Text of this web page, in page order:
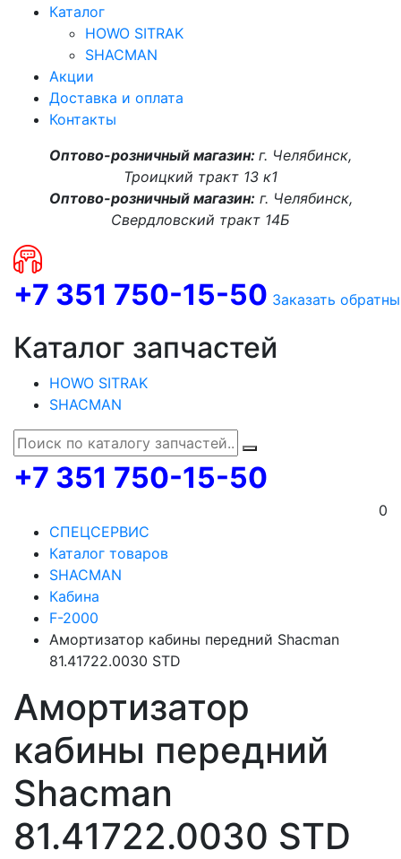
Каталог
HOWO SITRAK
SHACMAN
Акции
Доставка и оплата
Контакты
Оптово-розничный магазин: г. Челябинск,
Троицкий тракт 13 к1
Оптово-розничный магазин:г. Челябинск,
Свердловский тракт 14Б
+7 351 750-15-50 Заказать
Каталог запчастей
HOWO SITRAK
SHACMAN
+7 351 750-15-50
0
СПЕЦСЕРВИС
Каталог товаров
SHACMAN
Кабина
F-2000
Амортизатор кабины передний Shacman
81.41722.0030 STD
Амортизатор
кабины передний
Shacman
81.41722.0030 STD